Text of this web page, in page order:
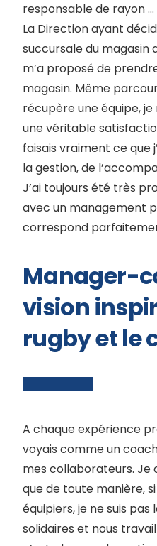
responsable de rayon …
La Direction ayant
succursale du magasin
m’a proposé de
magasin. Même
récupère une équipe,
une véritable
faisais vraiment ce que
la gestion, de
J’ai toujours été très
avec un management
correspond
Manager-
vision
rugby et le
A chaque expérience
voyais comme un
mes collaborateurs. Je
que de toute manière, si
équipiers, je ne suis pas
solidaires et nous